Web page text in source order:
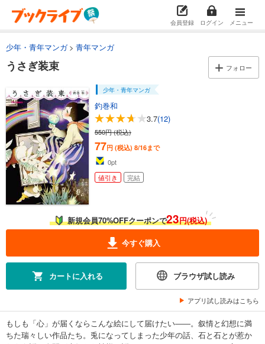
会員登録 ログイン メニュー
少年・青年マンガ 青年マンガ
うさぎ装束 フォロー
少年・青年マンガ
釣巻和
3.7(12)
550円 (税込)
77円 (税込) 8/16まで
0pt
値引き
完結
新規会員70%OFFクーポンで23円(税込)
今すぐ購入
カートに入れる ブラウザ試し読み
アプリ試し読みはこちら
もしも「心」が届くならこんな絵にして届けたい――。叙情と幻想に満
ちた瑞々しい作品たち。兎になってしまった少年の話、石と石とが惹か